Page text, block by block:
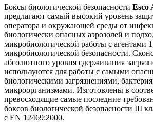
Боксы биологической безопасности Esco
предлагают самый высокий уровень
оператора и окружающей среды от
биологически опасных аэрозолей и
микробиологической работы с агентами
микробиологической безопасности.
абсолютного уровня сдерживания
используются для работы с самыми
биологическими загрязнениями,
микроорганизмами. Изготовлены в
превосходящие самые последние
боксов биологической безопасности III
с EN 12469:2000.